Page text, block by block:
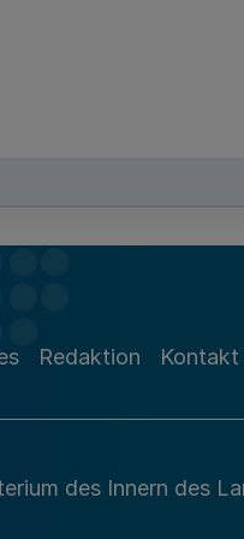
Redaktion Kontakt
des Innern des